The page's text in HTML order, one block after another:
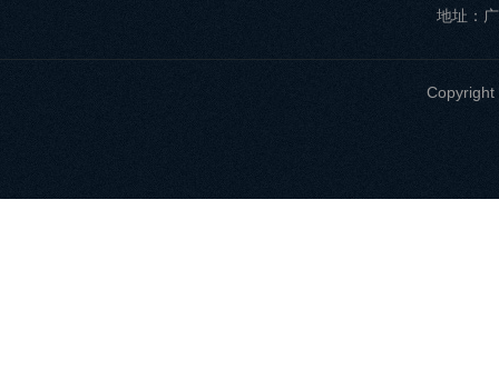
地址：